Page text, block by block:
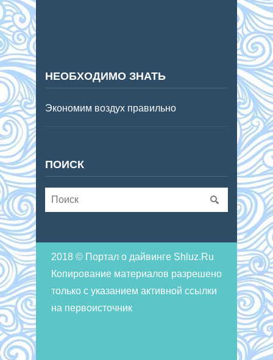
НЕОБХОДИМО ЗНАТЬ
Экономим воздух правильно
ПОИСК
2018 © Портал о дайвинге Shluz.Ru
Копирование материалов разрешено
только с указанием активной ссылки
на первоисточник